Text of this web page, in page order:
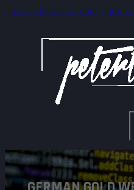
Ugrás a fő tartalomhoz Ugrás